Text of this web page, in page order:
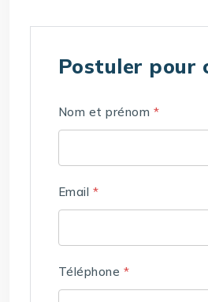
Postuler pour
Nom et prénom *
Email *
Téléphone *